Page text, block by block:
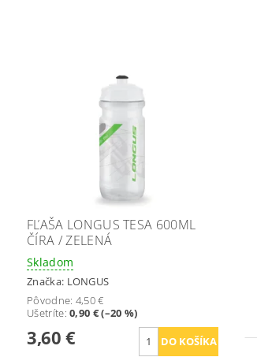
FĽAŠA LONGUS TESA 600ML
ČÍRA / ZELENÁ
Skladom
Značka: LONGUS
Pôvodne: 4,50 €
Ušetríte:0,90 € (–20 %)
3,60 €